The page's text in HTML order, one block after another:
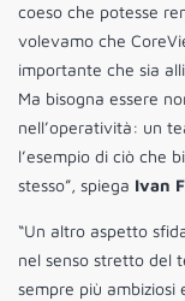
coeso che potesse
volevamo che
importante che sia
Ma bisogna essere
nell’operatività: un
l’esempio di ciò che
stesso”, spiega Ivan
“Un altro aspetto
nel senso stretto del
sempre più ambiziosi